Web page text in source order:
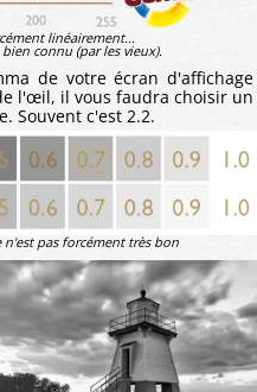
linéairement...
connu (par les vieux).
de votre écran d'affichage
l'œil, il vous faudra choisir un
Souvent c'est 2.2.
pas forcément très bon